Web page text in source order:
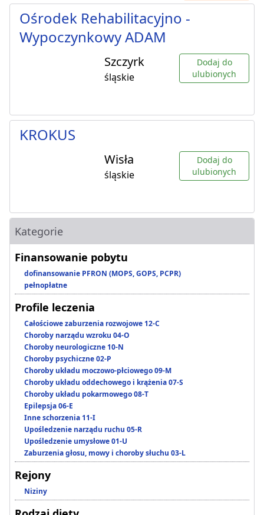
Ośrodek Rehabilitacyjno -
Wypoczynkowy ADAM
Szczyrk
śląskie
Dodaj do
ulubionych
KROKUS
Wisła
śląskie
Dodaj do
ulubionych
Kategorie
Finansowanie pobytu
dofinansowanie PFRON (MOPS, GOPS, PCPR)
pełnopłatne
Profile leczenia
Całościowe zaburzenia rozwojowe 12-C
Choroby narządu wzroku 04-O
Choroby neurologiczne 10-N
Choroby psychiczne 02-P
Choroby układu moczowo-płciowego 09-M
Choroby układu oddechowego i krążenia 07-S
Choroby układu pokarmowego 08-T
Epilepsja 06-E
Inne schorzenia 11-I
Upośledzenie narządu ruchu 05-R
Upośledzenie umysłowe 01-U
Zaburzenia głosu, mowy i choroby słuchu 03-L
Rejony
Niziny